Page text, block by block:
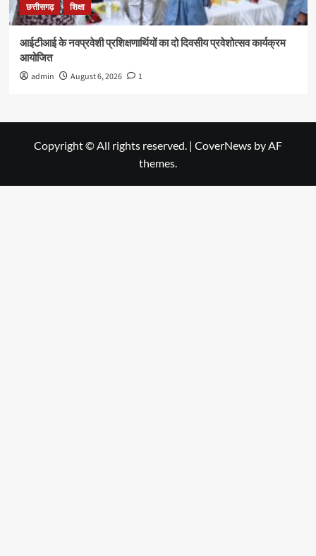
छत्तीसगढ़ शिक्षा
आईटीआई के नवप्रवेशी प्रशिक्षणार्थियों का दो दिवसीय प्रवेशोत्सव कार्यक्रम
आयोजित
admin August 6, 2026 1
Copyright © All rights reserved. | CoverNews by AF
themes.